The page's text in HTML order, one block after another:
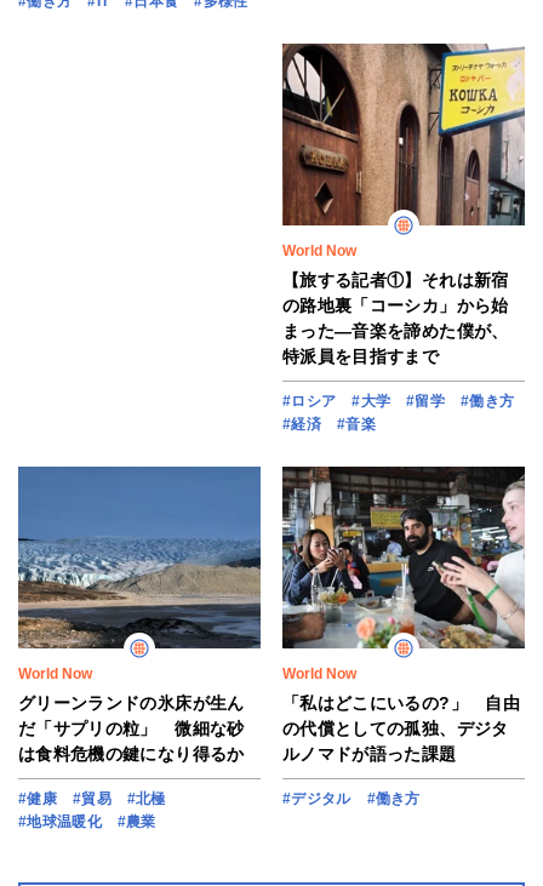
World Now
【旅する記者①】それは新宿
の路地裏「コーシカ」から始
まった―音楽を諦めた僕が、
特派員を目指すまで
#ロシア #大学 #留学
#働き方
#経済
#音楽
World Now
グリーンランドの氷床が生ん
だ「サプリの粒」 微細な砂
は食料危機の鍵になり得るか
#健康 #貿易
#北極
#地球温暖化
#農業
World Now
「私はどこにいるの?」 自由
の代償としての孤独、デジタ
ルノマドが語った課題
#デジタル #働き方